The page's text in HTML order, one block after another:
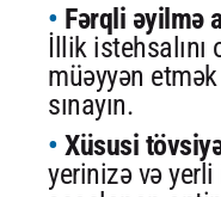
Fərqli əyilmə
İllik
müəyyən
sınayın.
Xüsusi
yerinizə və